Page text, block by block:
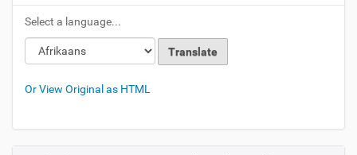
Select a language...
Or View Original as HTML